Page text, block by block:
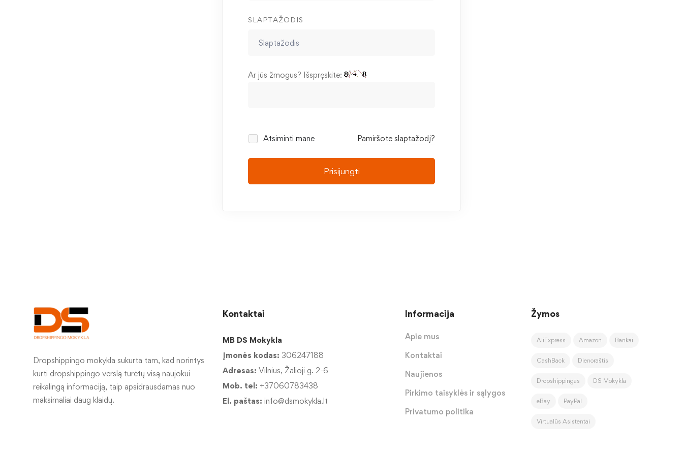
SLAPTAŽODIS
Ar jūs žmogus? Išspręskite:
Atsiminti mane Pamiršote slaptažodį?
Prisijungti
Dropshippingo mokykla sukurta tam, kad norintys
kurti dropshippingo verslą turėtų visą naujokui
reikalingą informaciją, taip apsidrausdamas nuo
maksimaliai daug klaidų.
Kontaktai
MB DS Mokykla
Įmonės kodas: 306247188
Adresas: Vilnius, Žalioji g. 2-6
Mob. tel: +37060783438
El. paštas: info@dsmokykla.lt
Informacija
Apie mus
Kontaktai
Naujienos
Pirkimo taisyklės ir sąlygos
Privatumo politika
Žymos
AliExpress Amazon Bankai
CashBack Dienoraštis
Dropshippingas DS Mokykla
eBay PayPal
Virtualūs Asistentai